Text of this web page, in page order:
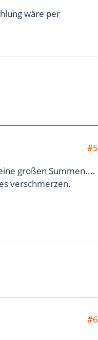
wäre per
#5
großen Summen....
verschmerzen.
#6